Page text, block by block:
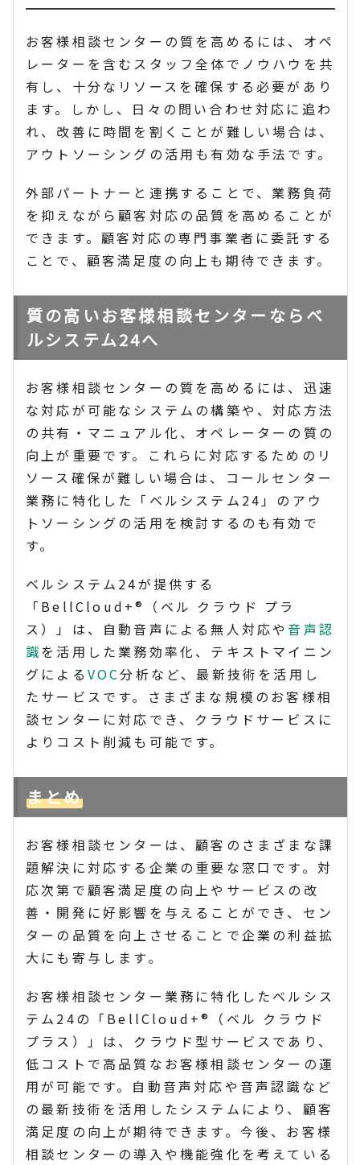
お客様相談センターの質を高めるには、オペ
レーターを含むスタッフ全体でノウハウを共
有し、十分なリソースを確保する必要があり
ます。しかし、日々の問い合わせ対応に追わ
れ、改善に時間を割くことが難しい場合は、
アウトソーシングの活用も有効な手法です。
外部パートナーと連携することで、業務負荷
を抑えながら顧客対応の品質を高めることが
できます。顧客対応の専門事業者に委託する
ことで、顧客満足度の向上も期待できます。
質の高いお客様相談センターならベ
ルシステム24へ
お客様相談センターの質を高めるには、迅速
な対応が可能なシステムの構築や、対応方法
の共有・マニュアル化、オペレーターの質の
向上が重要です。これらに対応するためのリ
ソース確保が難しい場合は、コールセンター
業務に特化した「ベルシステム24」のアウ
トソーシングの活用を検討するのも有効で
す。
ベルシステム24が提供する
「BellCloud+®（ベル クラウド プラ
ス）」は、自動音声による無人対応や音声認
識を活用した業務効率化、テキストマイニン
グによる VOC分析など、最新技術を活用し
たサービスです。さまざまな規模のお客様相
談センターに対応でき、クラウドサービスに
よりコスト削減も可能です。
まとめ
お客様相談センターは、顧客のさまざまな課
題解決に対応する企業の重要な窓口です。対
応次第で顧客満足度の向上やサービスの改
善・開発に好影響を与えることができ、セン
ターの品質を向上させることで企業の利益拡
大にも寄与します。
お客様相談センター業務に特化したベルシス
テム24の「BellCloud+®（ベル クラウド
プラス）」は、クラウド型サービスであり、
低コストで高品質なお客様相談センターの運
用が可能です。自動音声対応や音声認識など
の最新技術を活用したシステムにより、顧客
満足度の向上が期待できます。今後、お客様
相談センターの導入や機能強化を考えている